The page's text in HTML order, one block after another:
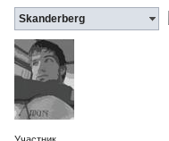
Skanderberg